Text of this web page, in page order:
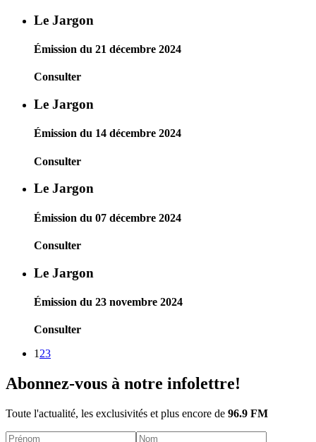
Le Jargon
Émission du 21 décembre 2024
Consulter
Le Jargon
Émission du 14 décembre 2024
Consulter
Le Jargon
Émission du 07 décembre 2024
Consulter
Le Jargon
Émission du 23 novembre 2024
Consulter
1 23
Abonnez-vous à notre infolettre!
Toute l'actualité, les exclusivités et plus encore de 96.9 FM